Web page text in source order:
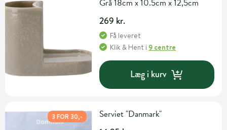
Grå 18cm x 10.5cm x 12,5cm
269 kr.
Få leveret
Klik & Hent i 9 centre
Læg i kurv
3 FOR 30,- Serviet "Danmark"